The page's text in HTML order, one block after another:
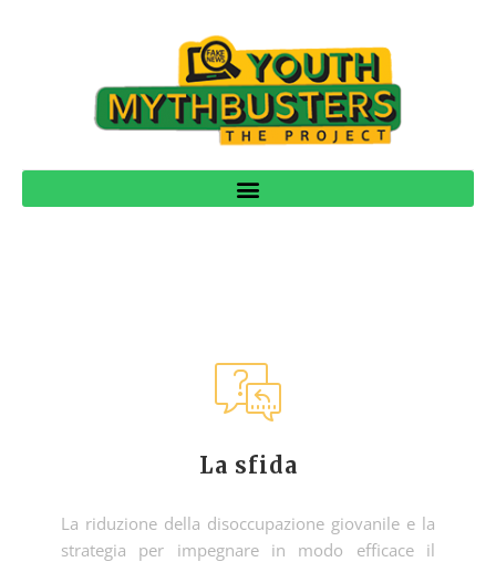
La sfida
La riduzione della disoccupazione giovanile e la
strategia per impegnare in modo efficace il